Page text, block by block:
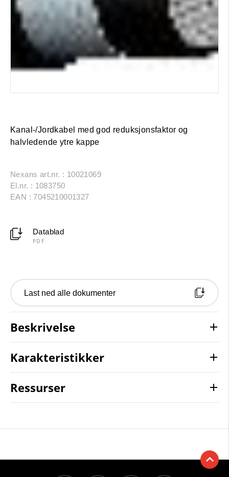
Kanal-/Jordkabel med god reduksjonsfaktor og
halvledende ytre kappe
Nexans art.nr. : 10021069
El.nr. : 1083750
EAN : 7045210001327
Datablad
PDF
Last ned alle dokumenter
Beskrivelse
Karakteristikker
Ressurser